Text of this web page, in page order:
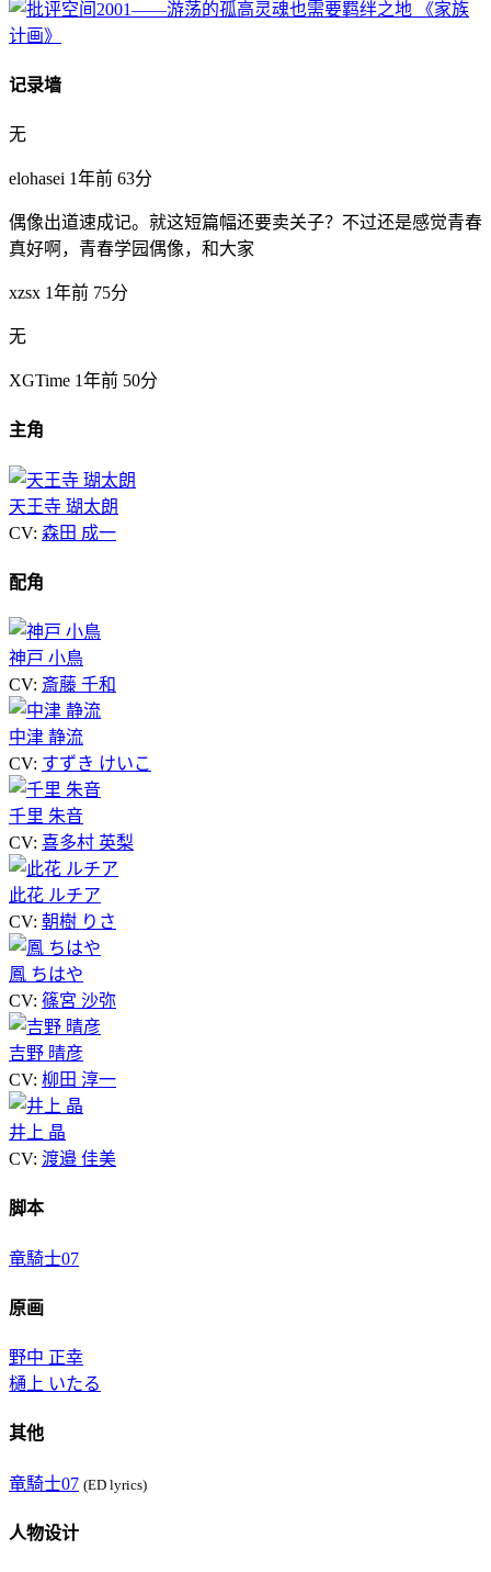
记录墙
无
elohasei 1年前 63分
偶像出道速成记。就这短篇幅还要卖关子？不过还是感觉青春
真好啊，青春学园偶像，和大家
xzsx 1年前 75分
无
XGTime 1年前 50分
主角
天王寺 瑚太朗
CV: 森田 成一
配角
神戸 小鳥
CV: 斎藤 千和
中津 静流
CV: すずき けいこ
千里 朱音
CV: 喜多村 英梨
此花 ルチア
CV: 朝樹 りさ
鳳 ちはや
CV: 篠宮 沙弥
吉野 晴彦
CV: 柳田 淳一
井上 晶
CV: 渡邉 佳美
脚本
竜騎士07
原画
野中 正幸
樋上 いたる
其他
竜騎士07 (ED lyrics)
人物设计